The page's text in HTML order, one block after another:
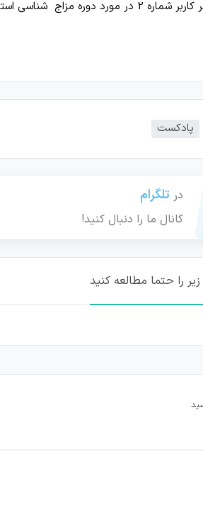
مزاج شناسی استاد بابایی
پادکست
در تلگرام
کانال ما را دنبال کنید!
را حتما مطالعه کنید